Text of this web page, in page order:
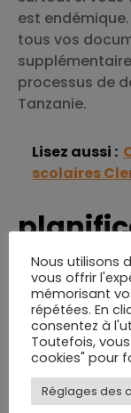
est
tous vos
processus de
Tanzanie.
Lisez aussi :
scolaires
séjour
Une fois levisa
temps de
une richesse
Zanzibar aux
judicieux de
tienne
Nous utilisons
vous offrir
mémorisant
répétées. En
consentez à
Toutefois,
cookies" pour
Réglages des